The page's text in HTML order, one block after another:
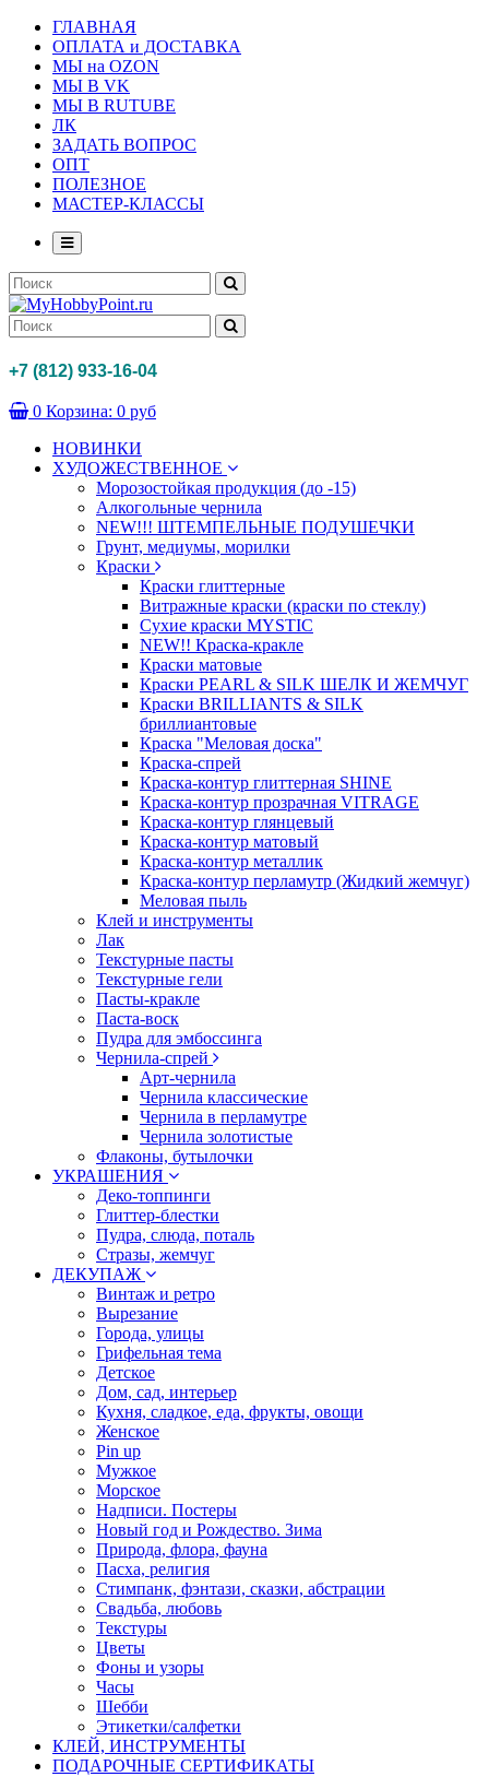
ГЛАВНАЯ
ОПЛАТА и ДОСТАВКА
МЫ на OZON
МЫ В VK
МЫ В RUTUBE
ЛК
ЗАДАТЬ ВОПРОС
ОПТ
ПОЛЕЗНОЕ
МАСТЕР-КЛАССЫ
+7 (812) 933-16-04
0 Корзина: 0 руб
НОВИНКИ
ХУДОЖЕСТВЕННОЕ
Морозостойкая продукция (до -15)
Алкогольные чернила
NEW!!! ШТЕМПЕЛЬНЫЕ ПОДУШЕЧКИ
Грунт, медиумы, морилки
Краски
Краски глиттерные
Витражные краски (краски по стеклу)
Сухие краски MYSTIC
NEW!! Краска-кракле
Краски матовые
Краски PEARL & SILK ШЕЛК И ЖЕМЧУГ
Краски BRILLIANTS & SILK
бриллиантовые
Краска "Меловая доска"
Краска-спрей
Краска-контур глиттерная SHINE
Краска-контур прозрачная VITRAGE
Краска-контур глянцевый
Краска-контур матовый
Краска-контур металлик
Краска-контур перламутр (Жидкий жемчуг)
Меловая пыль
Клей и инструменты
Лак
Текстурные пасты
Текстурные гели
Пасты-кракле
Паста-воск
Пудра для эмбоссинга
Чернила-спрей
Арт-чернила
Чернила классические
Чернила в перламутре
Чернила золотистые
Флаконы, бутылочки
УКРАШЕНИЯ
Деко-топпинги
Глиттер-блестки
Пудра, слюда, поталь
Стразы, жемчуг
ДЕКУПАЖ
Винтаж и ретро
Вырезание
Города, улицы
Грифельная тема
Детское
Дом, сад, интерьер
Кухня, сладкое, еда, фрукты, овощи
Женское
Pin up
Мужкое
Морское
Надписи. Постеры
Новый год и Рождество. Зима
Природа, флора, фауна
Пасха, религия
Стимпанк, фэнтази, сказки, абстрации
Свадьба, любовь
Текстуры
Цветы
Фоны и узоры
Часы
Шебби
Этикетки/салфетки
КЛЕЙ, ИНСТРУМЕНТЫ
ПОДАРОЧНЫЕ СЕРТИФИКАТЫ